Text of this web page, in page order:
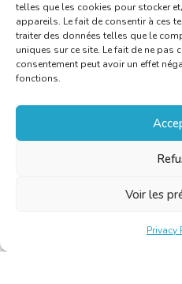
telles que les cookies pour stocker
appareils. Le fait de consentir à ces
traiter des données telles que le
uniques sur ce site. Le fait de ne pas
consentement peut avoir un effet
fonctions.
Voir les
Privacy